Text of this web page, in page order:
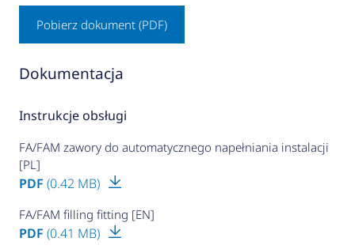
Pobierz dokument (PDF)
Dokumentacja
Instrukcje obsługi
FA/FAM zawory do automatycznego napełniania instalacji
[PL]
PDF (0.42 MB)
FA/FAM filling fitting [EN]
PDF (0.41 MB)